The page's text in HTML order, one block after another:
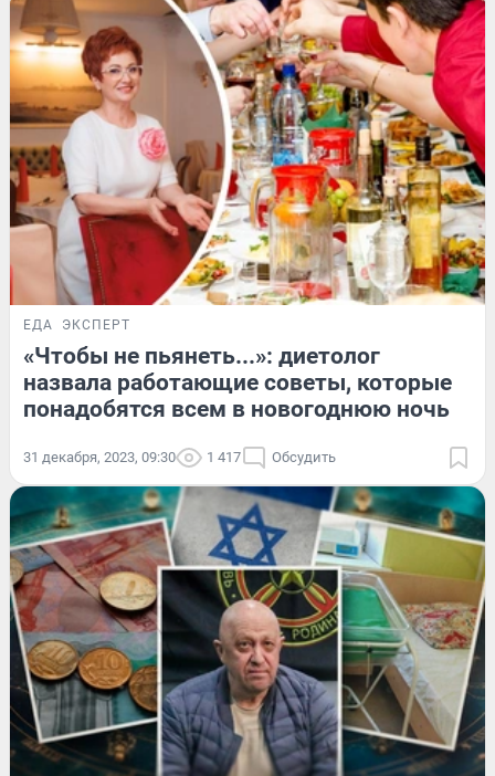
ЕДА ЭКСПЕРТ
«Чтобы не пьянеть...»: диетолог
назвала работающие советы, которые
понадобятся всем в новогоднюю ночь
31 декабря, 2023, 09:30 1 417 Обсудить